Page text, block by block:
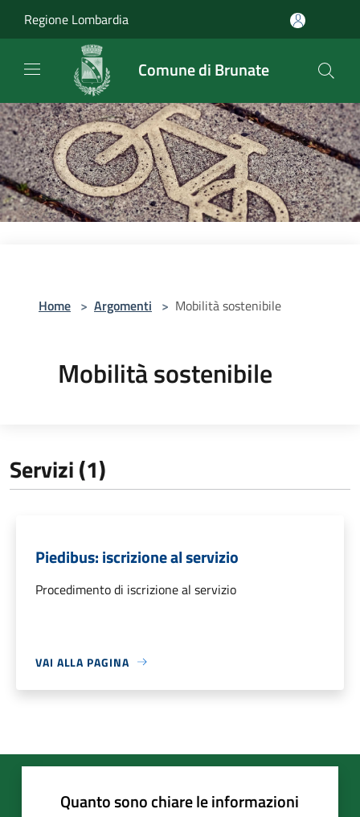
Regione Lombardia
Comune di Brunate
Home > Argomenti > Mobilità sostenibile
Mobilità sostenibile
Servizi (1)
Piedibus: iscrizione al servizio
Procedimento di iscrizione al servizio
VAI ALLA PAGINA
Quanto sono chiare le informazioni